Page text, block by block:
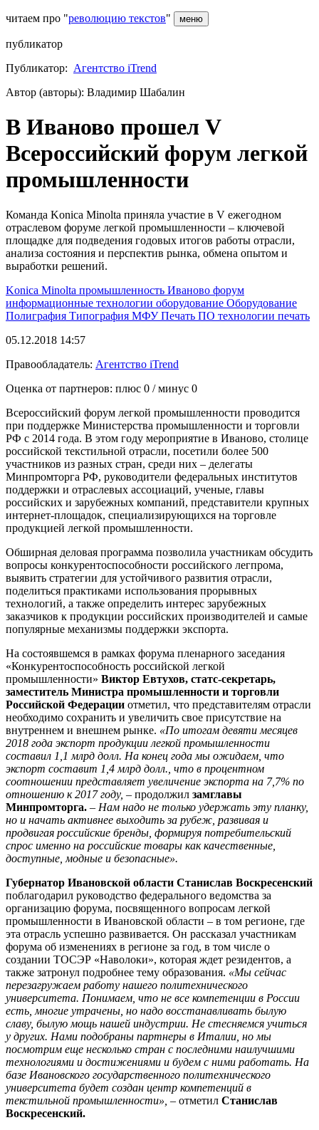
читаем про "революцию текстов" меню
публикатор
Публикатор: Агентство iTrend
Автор (авторы): Владимир Шабалин
В Иваново прошел V
Всероссийский форум легкой
промышленности
Команда Konica Minolta приняла участие в V ежегодном
отраслевом форуме легкой промышленности – ключевой
площадке для подведения годовых итогов работы отрасли,
анализа состояния и перспектив рынка, обмена опытом и
выработки решений.
Konica Minolta промышленность Иваново форум
информационные технологии оборудование Оборудование
Полиграфия Типография МФУПечать ПО технологии печать
05.12.2018 14:57
Правообладатель: Агентство iTrend
Оценка от партнеров: плюс 0 / минус 0
Всероссийский форум легкой промышленности проводится
при поддержке Министерства промышленности и торговли
РФ с 2014 года. В этом году мероприятие в Иваново, столице
российской текстильной отрасли, посетили более 500
участников из разных стран, среди них – делегаты
Минпромторга РФ, руководители федеральных институтов
поддержки и отраслевых ассоциаций, ученые, главы
российских и зарубежных компаний, представители крупных
интернет-площадок, специализирующихся на торговле
продукцией легкой промышленности.
Обширная деловая программа позволила участникам обсудить
вопросы конкурентоспособности российского легпрома,
выявить стратегии для устойчивого развития отрасли,
поделиться практиками использования прорывных
технологий, а также определить интерес зарубежных
заказчиков к продукции российских производителей и самые
популярные механизмы поддержки экспорта.
На состоявшемся в рамках форума пленарного заседания
«Конкурентоспособность российской легкой
промышленности» Виктор Евтухов, статс-секретарь,
заместитель Министра промышленности и торговли
Российской Федерации отметил, что представителям отрасли
необходимо сохранить и увеличить свое присутствие на
внутреннем и внешнем рынке. «По итогам девяти месяцев
2018 года экспорт продукции легкой промышленности
составил 1,1 млрд долл. На конец года мы ожидаем, что
экспорт составит 1,4 млрд долл., что в процентном
соотношении представляет увеличение экспорта на 7,7% по
отношению к 2017 году, – продолжил замглавы
Минпромторга. – Нам надо не только удержать эту планку,
но и начать активнее выходить за рубеж, развивая и
продвигая российские бренды, формируя потребительский
спрос именно на российские товары как качественные,
доступные, модные и безопасные».
Губернатор Ивановской области Станислав Воскресенский
поблагодарил руководство федерального ведомства за
организацию форума, посвященного вопросам легкой
промышленности в Ивановской области – в том регионе, где
эта отрасль успешно развивается. Он рассказал участникам
форума об изменениях в регионе за год, в том числе о
создании ТОСЭР «Наволоки», которая ждет резидентов, а
также затронул подробнее тему образования. «Мы сейчас
перезагружаем работу нашего политехнического
университета. Понимаем, что не все компетенции в России
есть, многие утрачены, но надо восстанавливать былую
славу, былую мощь нашей индустрии. Не стесняемся учиться
у других. Нами подобраны партнеры в Италии, но мы
посмотрим еще несколько стран с последними наилучшими
технологиями и достижениями и будем с ними работать. На
базе Ивановского государственного политехнического
университета будет создан центр компетенций в
текстильной промышленности», – отметил Станислав
Воскресенский.